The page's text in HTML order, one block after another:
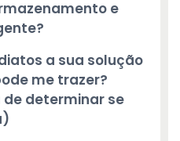
e
a sua solução
me trazer?
determinar se